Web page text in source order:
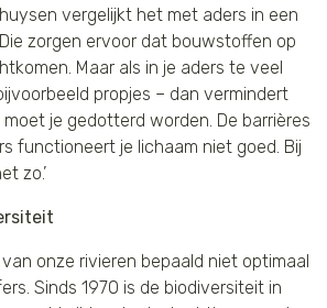
vergelijkt het met aders in een
zorgen ervoor dat bouwstoffen op
Maar als in je aders te veel
propjes – dan vermindert
je gedotterd worden. De barrières
functioneert je lichaam niet goed. Bij
zo.’
onze rivieren bepaald niet optimaal
Sinds 1970 is de biodiversiteit in